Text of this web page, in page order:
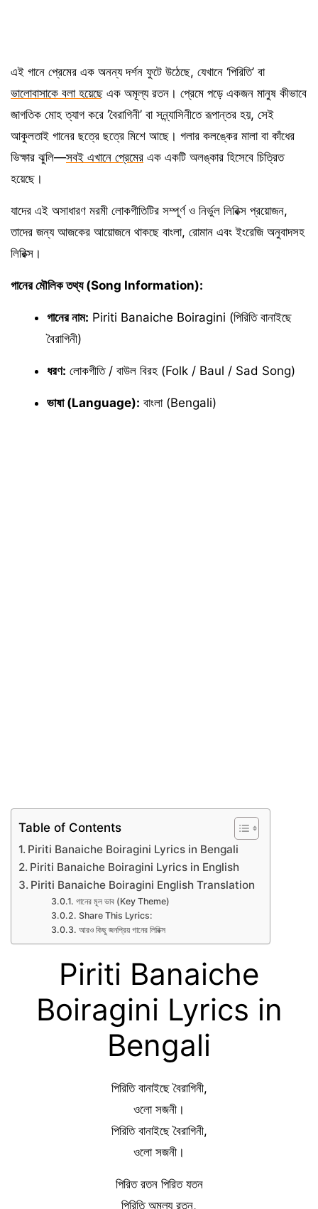
এই গানে প্রেমের এক অনন্য দর্শন ফুটে উঠেছে, যেখানে ‘পিরিতি’ বা
ভালোবাসাকে বলা হয়েছে এক অমূল্য রতন। প্রেমে পড়ে একজন মানুষ কীভাবে
জাগতিক মোহ ত্যাগ করে ‘বৈরাগিনী’ বা সন্ন্যাসিনীতে রূপান্তর হয়, সেই
আকুলতাই গানের ছত্রে ছত্রে মিশে আছে। গলার কলঙ্কের মালা বা কাঁধের
ভিক্ষার ঝুলি—সবই এখানে প্রেমের এক একটি অলঙ্কার হিসেবে চিত্রিত
হয়েছে।
যাদের এই অসাধারণ মরমী লোকগীতিটির সম্পূর্ণ ও নির্ভুল লিরিক্স প্রয়োজন,
তাদের জন্য আজকের আয়োজনে থাকছে বাংলা, রোমান এবং ইংরেজি অনুবাদসহ
লিরিক্স।
গানের মৌলিক তথ্য (Song Information):
গানের নাম: Piriti Banaiche Boiragini (পিরিতি বানাইছে
বৈরাগিনী)
ধরণ: লোকগীতি / বাউল বিরহ (Folk / Baul / Sad Song)
ভাষা (Language): বাংলা (Bengali)
Table of Contents
Piriti Banaiche Boiragini Lyrics in Bengali
Piriti Banaiche Boiragini Lyrics in English
Piriti Banaiche Boiragini English Translation
গানের মূল ভাব (Key Theme)
Share This Lyrics:
আরও কিছু জনপ্রিয় গানের লিরিক্স
Piriti Banaiche
Boiragini Lyrics in
Bengali
পিরিতি বানাইছে বৈরাগিনী,
ওলো সজনী।
পিরিতি বানাইছে বৈরাগিনী,
ওলো সজনী।
পিরিত রতন পিরিত যতন
পিরিতি অমূল্য রতন,